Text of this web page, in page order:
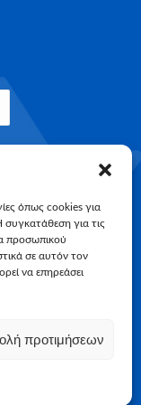
όπως cookies για
για τις
προσωπικού
σε αυτόν τον
να επηρεάσει
προτιμήσεων